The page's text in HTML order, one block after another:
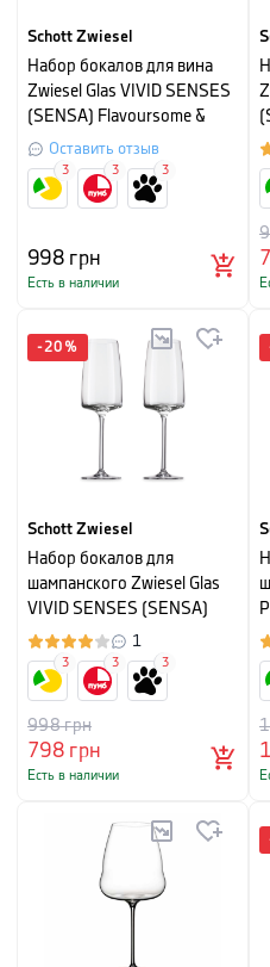
Schott Zwiesel
Набор бокалов для вина
Zwiesel Glas VIVID SENSES
(SENSA) Flavoursome &
Spice, объем 0,660 л,
прозрачный, 2 шт
Оставить отзыв
998грн
Есть в наличии
3 3 3
-20 %
Schott Zwiesel
Набор бокалов для
шампанского Zwiesel Glas
VIVID SENSES (SENSA)
Light & Fresh, объем 0,388
л, прозрачный, 2 шт
1
798грн
998грн
Есть в наличии
3 3 3